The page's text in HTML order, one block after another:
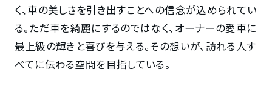
く、車の美しさを引き出すことへの信念が込められてい
る。ただ車を綺麗にするのではなく、オーナーの愛車に
最上級の輝きと喜びを与える。その想いが、訪れる人す
べてに伝わる空間を目指している。